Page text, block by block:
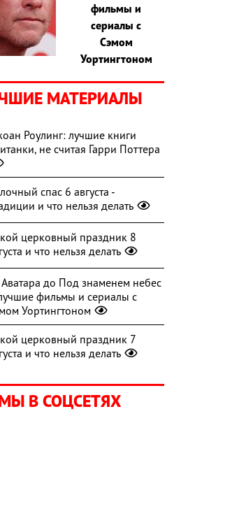
фильмы и
сериалы с
Сэмом
Уортингтоном
МАТЕРИАЛЫ
Роулинг: лучшие книги
не считая Гарри Поттера
спас 6 августа -
и что нельзя делать
церковный праздник 8
и что нельзя делать
Аватара до Под знаменем небес
фильмы и сериалы с
Уортингтоном
церковный праздник 7
и что нельзя делать
В СОЦСЕТЯХ